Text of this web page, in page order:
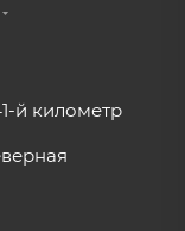
й километр